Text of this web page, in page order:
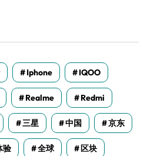
Iphone IQOO
Realme Redmi
三星 中国 京东
验 全球 区块